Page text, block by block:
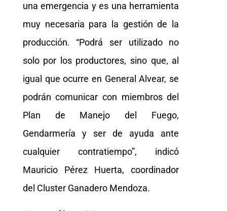
una emergencia y es una herramienta
muy necesaria para la gestión de la
producción. “Podrá ser utilizado no
solo por los productores, sino que, al
igual que ocurre en General Alvear, se
podrán comunicar con miembros del
Plan de Manejo del Fuego,
Gendarmería y ser de ayuda ante
cualquier contratiempo”, indicó
Mauricio Pérez Huerta, coordinador
del Cluster Ganadero Mendoza.